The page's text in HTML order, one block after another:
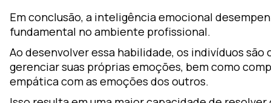
Em conclusão, a inteligência emocional
fundamental no ambiente profissional.
Ao desenvolver essa habilidade, os indivíduos são
gerenciar suas próprias emoções, bem como
empática com as emoções dos outros.